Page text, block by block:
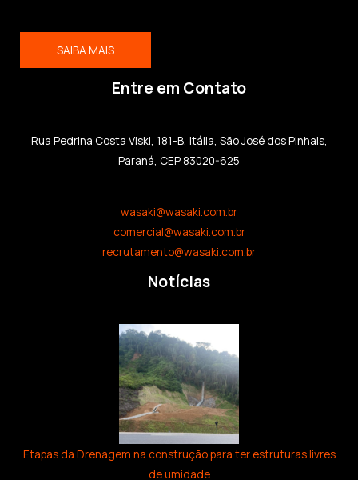
SAIBA MAIS
Entre em Contato
Rua Pedrina Costa Viski, 181-B, Itália, São José dos Pinhais,
Paraná, CEP 83020-625
wasaki@wasaki.com.br
comercial@wasaki.com.br
recrutamento@wasaki.com.br
Notícias
Etapas da Drenagem na construção para ter estruturas livres
de umidade